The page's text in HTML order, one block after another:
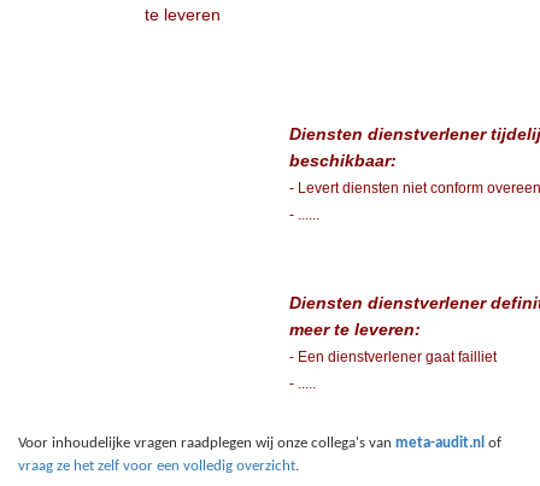
te leveren
Diensten dienstverlener
beschikbaar:
- Levert diensten niet conform
- ......
Diensten dienstverlener
meer te leveren:
- Een dienstverlener gaat failliet
- .....
Voor inhoudelijke vragen raadplegen wij onze collega's van meta-audit.nl of
vraag ze het zelf voor een volledig overzicht.